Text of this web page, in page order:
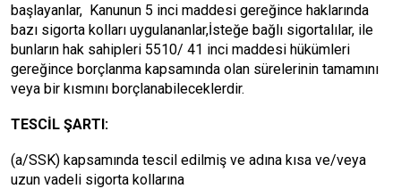
başlayanlar, Kanunun 5 inci maddesi gereğince haklarında
bazı sigorta kolları uygulananlar,İsteğe bağlı sigortalılar, ile
bunların hak sahipleri 5510/ 41 inci maddesi hükümleri
gereğince borçlanma kapsamında olan sürelerinin tamamını
veya bir kısmını borçlanabileceklerdir.
TESCİL ŞARTI:
(a/SSK) kapsamında tescil edilmiş ve adına kısa ve/veya
uzun vadeli sigorta kollarına